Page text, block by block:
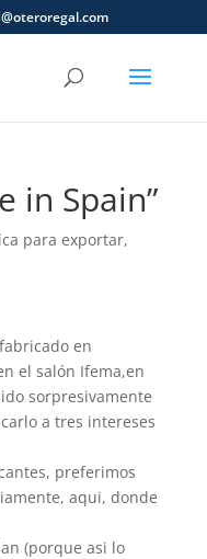
in Spain”
para exportar,
en
el salón Ifema,en
sorpresivamente
a tres intereses
preferimos
aqui, donde
(porque asi lo